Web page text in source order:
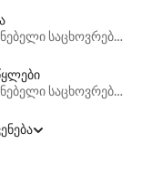
დასასვენებელი საცხოვრებლები
დასასვენებელი საცხოვრებლები